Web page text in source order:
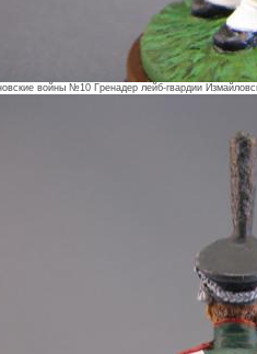
войны №10 Гренадер лейб-гвардии